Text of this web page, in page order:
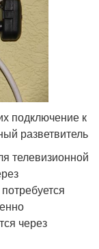
подключение к
разветвитель
телевизионной
через